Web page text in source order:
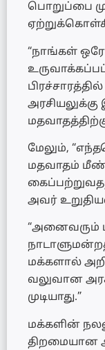
பொறுப்பை
“நாங்கள்
மேலும்,
மதவாதம்
அவர்
“அனைவரும்
மக்களால்
வலுவான
முடியாது.”
மக்களின்
திறமையான